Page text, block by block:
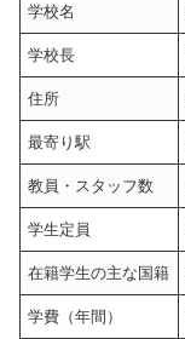
学校名
学校長
住所
最寄り駅
教員・スタッフ数
学生定員
在籍学生の主な国籍
学費（年間）